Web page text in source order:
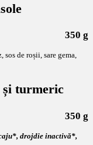
350 g
sos de roșii, sare gema,
și turmeric
350 g
drojdie inactivă*,